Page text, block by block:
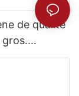
de qualité
gros.